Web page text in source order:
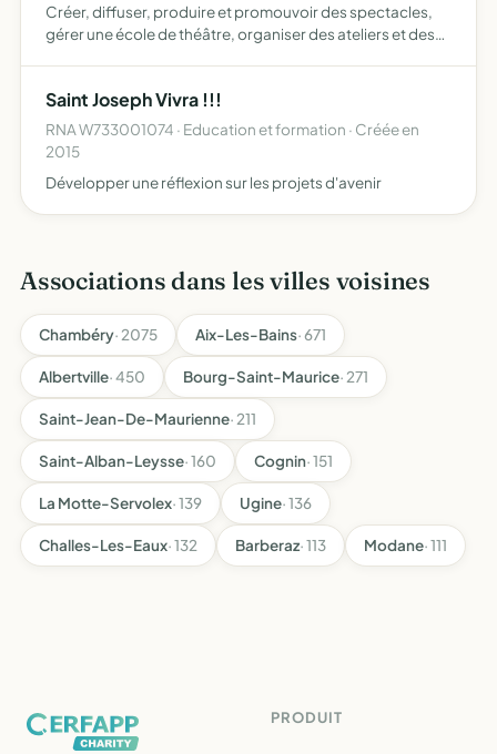
Créer, diffuser, produire et promouvoir des spectacles,
gérer une école de théâtre, organiser des ateliers et des
Saint Joseph Vivra !!!
RNA W733001074 · Education et formation · Créée en
2015
Développer une réflexion sur les projets d'avenir
Associations dans les villes voisines
Chambéry· 2075 Aix-Les-Bains· 671
Albertville· 450 Bourg-Saint-Maurice· 271
Saint-Jean-De-Maurienne· 211
Saint-Alban-Leysse· 160 Cognin· 151
La Motte-Servolex· 139 Ugine· 136
Challes-Les-Eaux· 132 Barberaz· 113 Modane· 111
PRODUIT